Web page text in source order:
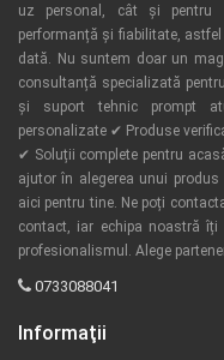
uz personal, cât și pentru
performanță și fiabilitate,
dată. Nu suntem doar un
consultanță specializată
și suport tehnic prompt
personalizate ✔ Produse
✔ Soluții complete pentru
ajutor în alegerea unui
aici pentru tine. Ne poți
contact, iar echipa noastră îți
profesionalismul. Alege
0733088041
Informaţii